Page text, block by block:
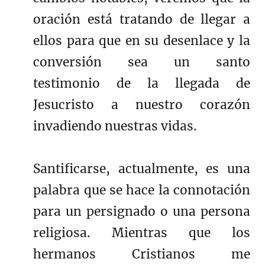
oración está tratando de llegar a
ellos para que en su desenlace y la
conversión sea un santo
testimonio de la llegada de
Jesucristo a nuestro corazón
invadiendo nuestras vidas.
Santificarse, actualmente, es una
palabra que se hace la connotación
para un persignado o una persona
religiosa. Mientras que los
hermanos Cristianos me